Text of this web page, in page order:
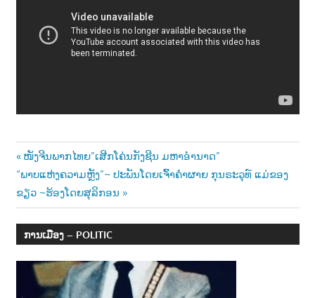
Post
navigation
Previous
Post:
ໜັງຈີນພາກໄທຍ”ເສີກໂຄ່ນກັງຊີນ ມຫາອຳນາດ”
Next
Post:
“ພາບແຫ່ງຄວາມຫຼັງ”~ ປະພັນໂດຍເຈົ້າຄຳຜາຍ ກຸນຣະວຸທ໌ ແມ່ຂອງ
ຂຽວ ~ຮ້ອງໂດຍສຸລິກອນ
ການເມືອງ – POLITIC